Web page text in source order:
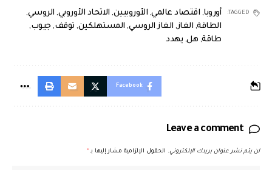
TAGGED: أوروبا, اقتصاد عالمي, الأوروبيين, الاتحاد الأوروبي, الروسي,
الطاقة, الغاز, الغاز الروسي, المستهلكين, توقف,جيوب,
طاقة, هل, يهدد
Facebook
Leave a comment
لن يتم نشر عنوان بريدك الإلكتروني. الحقول الإلزامية مشار إليها بـ *